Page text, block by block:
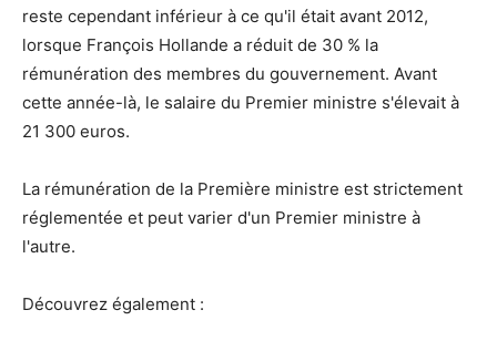
reste cependant inférieur à ce qu'il était avant 2012,
lorsque François Hollande a réduit de 30 % la
rémunération des membres du gouvernement. Avant
cette année-là, le salaire du Premier ministre s'élevait à
21 300 euros.
La rémunération de la Première ministre est strictement
réglementée et peut varier d'un Premier ministre à
l'autre.
Découvrez également :